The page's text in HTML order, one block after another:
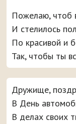
Пожелаю, чтоб
И стелилось
По красивой и
Так, чтобы ты
Дружище,
В День
В делах своих